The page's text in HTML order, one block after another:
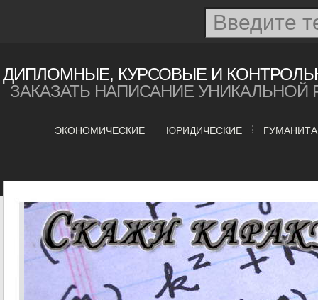
ДИПЛОМНЫЕ, КУРСОВЫЕ И
ЗАКАЗАТЬ НАПИСАНИЕ
ЭКОНОМИЧЕСКИЕ ЮРИДИЧЕСКИЕ